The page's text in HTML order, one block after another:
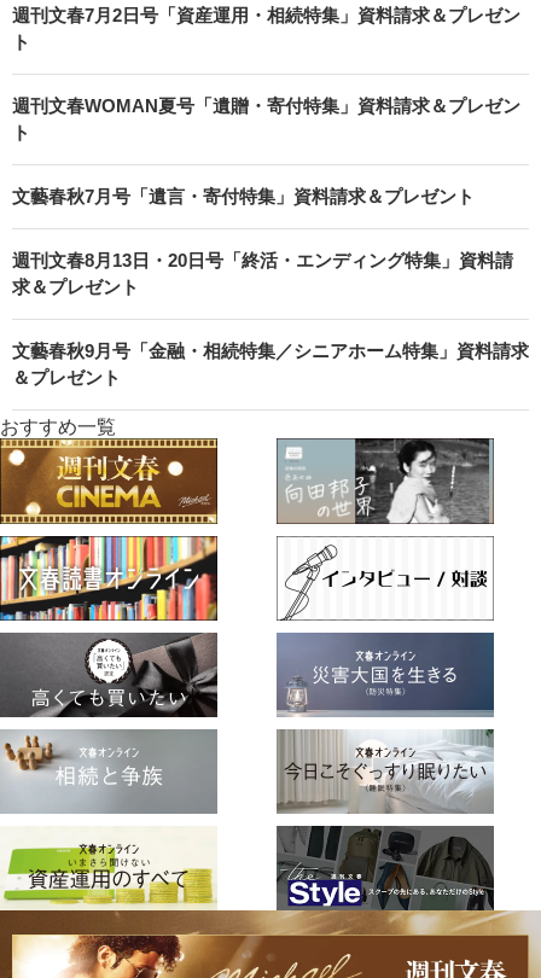
週刊文春7月2日号「資産運用・相続特集」資料請求＆プレゼン
ト
週刊文春WOMAN夏号「遺贈・寄付特集」資料請求＆プレゼン
ト
文藝春秋7月号「遺言・寄付特集」資料請求＆プレゼント
週刊文春8月13日・20日号「終活・エンディング特集」資料請
求＆プレゼント
文藝春秋9月号「金融・相続特集／シニアホーム特集」資料請求
＆プレゼント
おすすめ一覧